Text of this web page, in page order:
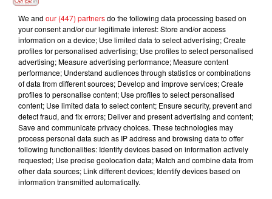
Priere Paienne
Tout Oublier
Quand Même
L'HOROSCOPE
We and our (447) partnersdo the following data processing based on
your consent and/or our legitimate interest: Store and/or access
information on a device; Use limited data to select advertising; Create
profiles for personalised advertising; Use profiles to select personalised
advertising; Measure advertising performance; Measure content
performance; Understand audiences through statistics or combinations
of data from different sources; Develop and improve services; Create
profiles to personalise content; Use profiles to select personalised
content; Use limited data to select content; Ensure security, prevent and
detect fraud, and fix errors; Deliver and present advertising and content;
Save and communicate privacy choices. These technologies may
process personal data such as IP address and browsing data to offer
following functionalities: Identify devices based on information actively
requested; Use precise geolocation data; Match and combine data from
other data sources; Link different devices; Identify devices based on
information transmitted automatically.